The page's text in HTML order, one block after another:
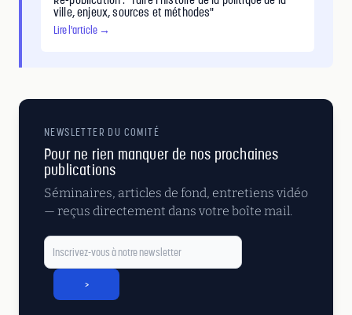
ville, enjeux, sources et méthodes"
Lire l'article →
NEWSLETTER DU COMITÉ
Pour ne rien manquer de nos prochaines
publications
Séminaires, articles de fond, entretiens vidéo
— reçus directement dans votre boîte mail.
>